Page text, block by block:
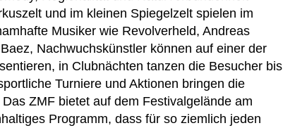
und im kleinen Spiegelzelt spielen im
Musiker wie Revolverheld, Andreas
Nachwuchskünstler können auf einer der
in Clubnächten tanzen die Besucher bis
Turniere und Aktionen bringen die
ZMF bietet auf dem Festivalgelände am
Programm, dass für so ziemlich jeden